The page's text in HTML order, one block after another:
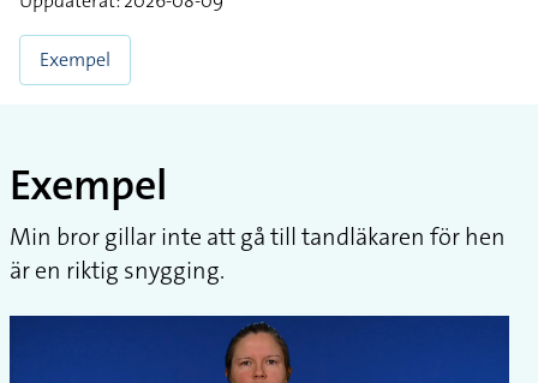
Exempel
Exempel
Min bror gillar inte att gå till tandläkaren för hen
är en riktig snygging.